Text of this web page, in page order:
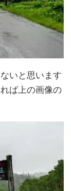
いと思います
ば上の画像の